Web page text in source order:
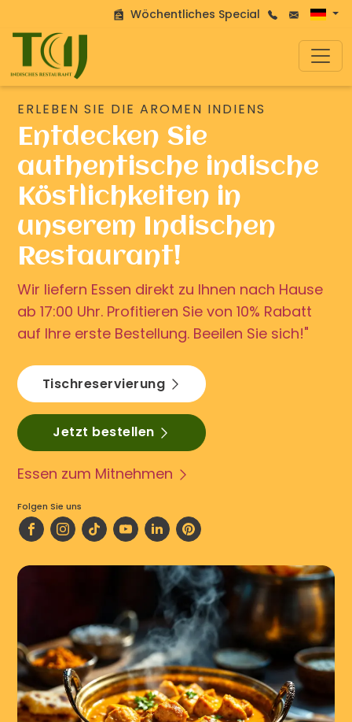
Wöchentliches Special
ERLEBEN SIE DIE AROMEN INDIENS
Entdecken Sie
authentische indische
Köstlichkeiten in
unserem Indischen
Restaurant!
Wir liefern Essen direkt zu Ihnen nach Hause
ab 17:00 Uhr. Profitieren Sie von 10% Rabatt
auf Ihre erste Bestellung. Beeilen Sie sich!"
Tischreservierung
Jetzt bestellen
Essen zum Mitnehmen
Folgen Sie uns